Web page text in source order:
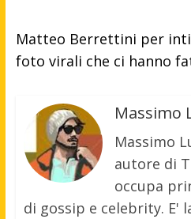
Matteo Berrettini per
foto virali che ci hanno
Massimo
Massimo
autore di
occupa
di gossip e celebrity. E'